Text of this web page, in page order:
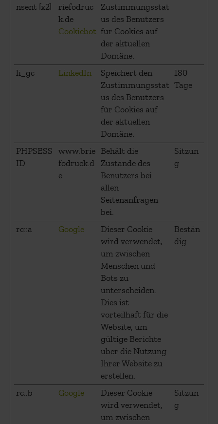
nsent [x2]
riefodruc
k.de
Cookiebot
Zustimmungsstat
us des Benutzers
für Cookies auf
der aktuellen
Domäne.
li_gc LinkedIn
Speichert den
Zustimmungsstat
us des Benutzers
für Cookies auf
der aktuellen
Domäne.
180
Tage
PHPSESS
ID
www.brie
fodruck.d
e
Behält die
Zustände des
Benutzers bei
allen
Seitenanfragen
bei.
Sitzun
g
rc::a Google
Dieser Cookie
wird verwendet,
um zwischen
Menschen und
Bots zu
unterscheiden.
Dies ist
vorteilhaft für die
Website, um
gültige Berichte
über die Nutzung
Ihrer Website zu
erstellen.
Bestän
dig
rc::b Google
Dieser Cookie
wird verwendet,
um zwischen
Sitzun
g